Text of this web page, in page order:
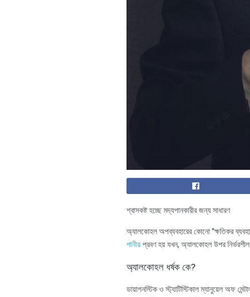
শ্বাসকষ্ট হচ্ছে মদ্যপানকারীর জন্য সাধারণ
অ্যালকোহল অপব্যবহারের কোনো "ক্ষতিকর
পানীয় প্রবণ হয় যখন, অ্যালকোহল উপর
অ্যালকোহল ধর্ষক কে?
ডায়াগনস্টিক ও স্ট্যাটিস্টিকাল ম্যানুয়েল অফ